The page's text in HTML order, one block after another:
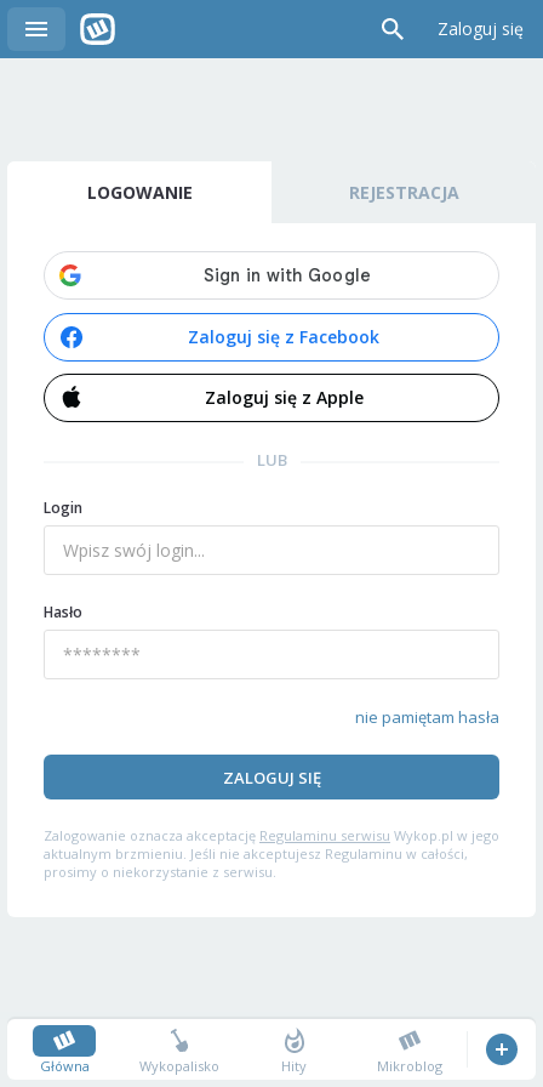
Zaloguj się
LOGOWANIE REJESTRACJA
Zaloguj się z Facebook
Zaloguj się z Apple
LUB
Login
Hasło
nie pamiętam hasła
ZALOGUJ SIĘ
Zalogowanie oznacza akceptację Regulaminu serwisu Wykop.pl w jego
aktualnym brzmieniu. Jeśli nie akceptujesz Regulaminu w całości,
prosimy o niekorzystanie z serwisu.
Główna Wykopalisko Hity Mikroblog